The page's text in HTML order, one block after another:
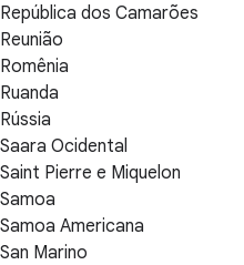
República dos Camarões
Reunião
Romênia
Ruanda
Rússia
Saara Ocidental
Saint Pierre e Miquelon
Samoa
Samoa Americana
San Marino